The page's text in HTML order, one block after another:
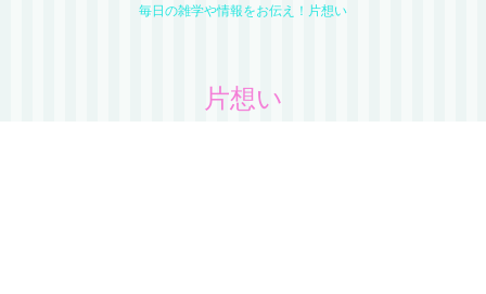
毎日の雑学や情報をお伝え！片想い
片想い